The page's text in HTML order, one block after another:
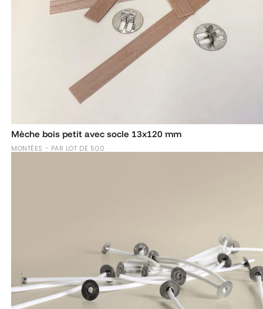
Mèche bois petit avec socle 13x120 mm
MONTÉES - PAR LOT DE 500